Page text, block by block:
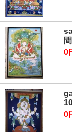
0
0